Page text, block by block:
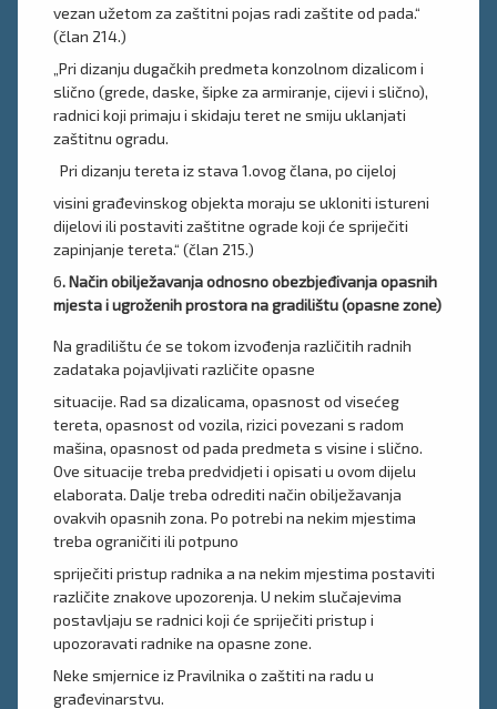
vezan užetom za zaštitni pojas radi zaštite od pada.“
(član 214.)
„Pri dizanju dugačkih predmeta konzolnom dizalicom i
slično (grede, daske, šipke za armiranje, cijevi i slično),
radnici koji primaju i skidaju teret ne smiju uklanjati
zaštitnu ogradu.
Pri dizanju tereta iz stava 1.ovog člana, po cijeloj
visini građevinskog objekta moraju se ukloniti istureni
dijelovi ili postaviti zaštitne ograde koji će spriječiti
zapinjanje tereta.“ (član 215.)
6. Način obilježavanja odnosno obezbjeđivanja opasnih
mjesta i ugroženih prostora na gradilištu (opasne zone)
Na gradilištu će se tokom izvođenja različitih radnih
zadataka pojavljivati različite opasne
situacije. Rad sa dizalicama, opasnost od visećeg
tereta, opasnost od vozila, rizici povezani s radom
mašina, opasnost od pada predmeta s visine i slično.
Ove situacije treba predvidjeti i opisati u ovom dijelu
elaborata. Dalje treba odrediti način obilježavanja
ovakvih opasnih zona. Po potrebi na nekim mjestima
treba ograničiti ili potpuno
spriječiti pristup radnika a na nekim mjestima postaviti
različite znakove upozorenja. U nekim slučajevima
postavljaju se radnici koji će spriječiti pristup i
upozoravati radnike na opasne zone.
Neke smjernice iz Pravilnika o zaštiti na radu u
građevinarstvu.